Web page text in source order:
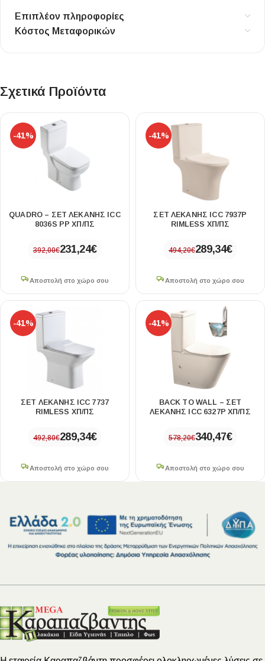
Επιπλέον πληροφορίες
Κόστος Μεταφορικών
Σχετικά Προϊόντα
-41%
QUADRO – ΣΕΤ ΛΕΚΑΝΗΣ ICC
8036S PP ΧΠ/ΠΣ
392,00€231,24€
Αποστολή στο χώρο σου
-41%
ΣΕΤ ΛΕΚΑΝΗΣ ICC 7937P
RIMLESS ΧΠ/ΠΣ
494,20€289,34€
Αποστολή στο χώρο σου
-41%
ΣΕΤ ΛΕΚΑΝΗΣ ICC 7737
RIMLESS ΧΠ/ΠΣ
492,80€289,34€
Αποστολή στο χώρο σου
-41%
BACK TO WALL – ΣΕΤ
ΛΕΚΑΝΗΣ ICC 6327P ΧΠ/ΠΣ
578,20€340,47€
Αποστολή στο χώρο σου